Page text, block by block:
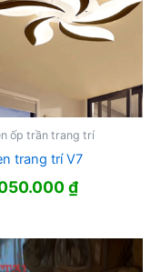
ốp trần trang trí
trang trí V7
₫